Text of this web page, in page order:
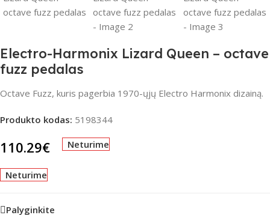
Electro-Harmonix Lizard Queen – octave
fuzz pedalas
Octave Fuzz, kuris pagerbia 1970-ųjų Electro Harmonix dizainą.
Produkto kodas: 5198344
110.29€ Neturime
Neturime
Palyginkite